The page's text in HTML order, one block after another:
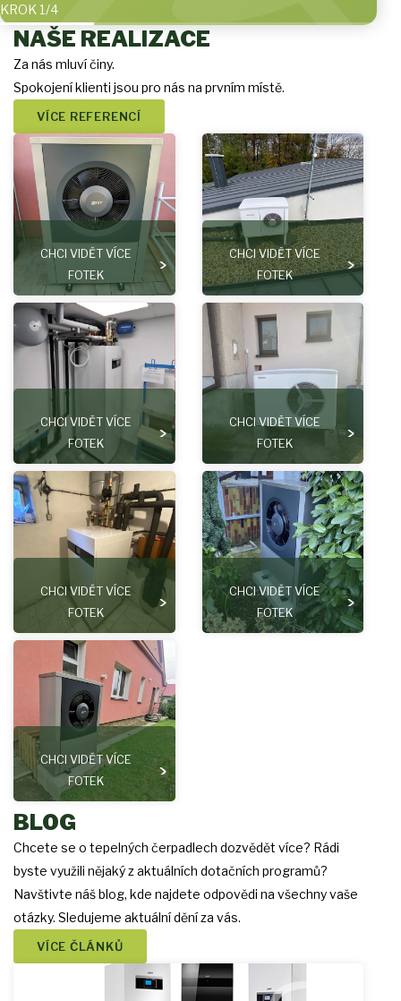
KROK 1/4
NAŠE REALIZACE
Za nás mluví činy.
Spokojení klienti jsou pro nás na prvním místě.
VÍCE REFERENCÍ
CHCI VIDĚT VÍCE
FOTEK
CHCI VIDĚT VÍCE
FOTEK
CHCI VIDĚT VÍCE
FOTEK
CHCI VIDĚT VÍCE
FOTEK
CHCI VIDĚT VÍCE
FOTEK
CHCI VIDĚT VÍCE
FOTEK
CHCI VIDĚT VÍCE
FOTEK
BLOG
Chcete se o tepelných čerpadlech dozvědět více? Rádi
byste využili nějaký z aktuálních dotačních programů?
Navštivte náš blog, kde najdete odpovědi na všechny vaše
otázky. Sledujeme aktuální dění za vás.
VÍCE ČLÁNKŮ